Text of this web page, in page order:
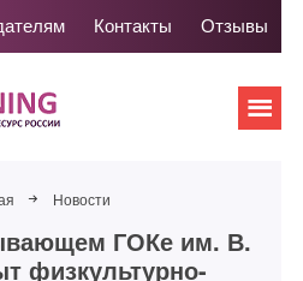
Контакты Отзывы
Новости
ГОКе им. В.
физкультурно-